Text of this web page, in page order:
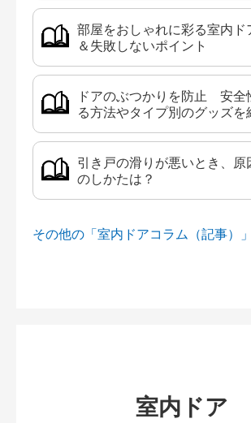
部屋をおしゃれに彩る室内ド
＆失敗しないポイント
ドアのぶつかりを防止 安全
る方法やタイプ別のグッズを
引き戸の滑りが悪いとき、原
のしかたは？
その他の「室内ドアコラム（記事）
室内ドア